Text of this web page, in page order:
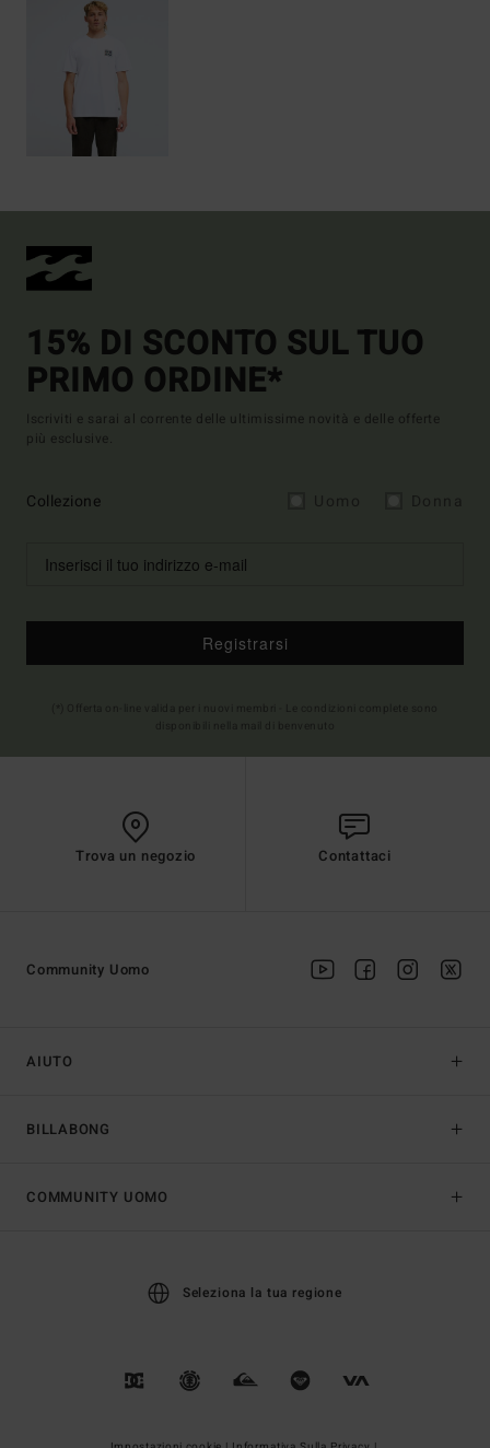
15% DI SCONTO SUL TUO
PRIMO ORDINE*
Iscriviti e sarai al corrente delle ultimissime novità e delle offerte
più esclusive.
Collezione
Registrarsi
Trova un negozio Contattaci
AIUTO
BILLABONG
Community Uomo
COMMUNITY UOMO
Seleziona la tua regione